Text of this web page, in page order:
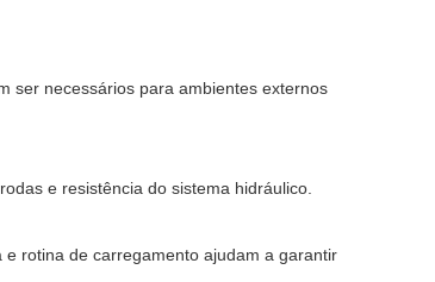
ser necessários para ambientes externos
e resistência do sistema hidráulico.
rotina de carregamento ajudam a garantir